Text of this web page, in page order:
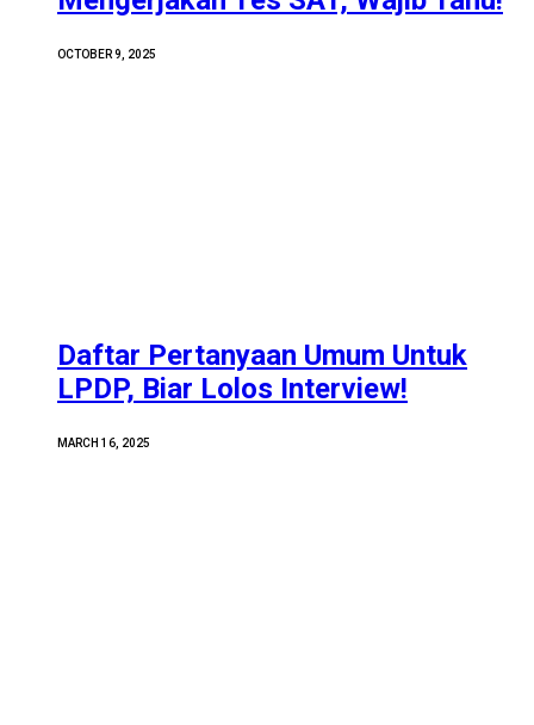
OCTOBER 9, 2025
Daftar Pertanyaan Umum Untuk
LPDP, Biar Lolos Interview!
MARCH 16, 2025